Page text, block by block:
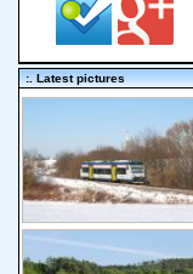
:. Latest pictures